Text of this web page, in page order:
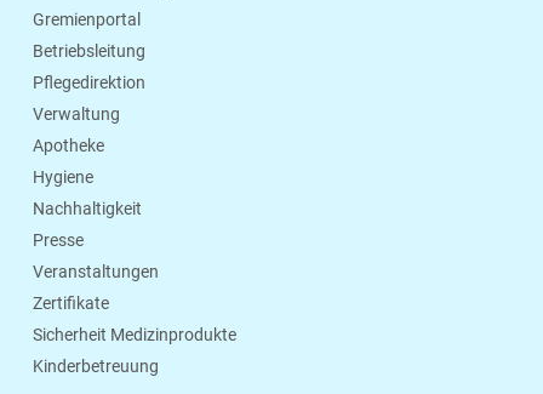
Gremienportal
Betriebsleitung
Pflegedirektion
Verwaltung
Apotheke
Hygiene
Nachhaltigkeit
Presse
Veranstaltungen
Zertifikate
Sicherheit Medizinprodukte
Kinderbetreuung